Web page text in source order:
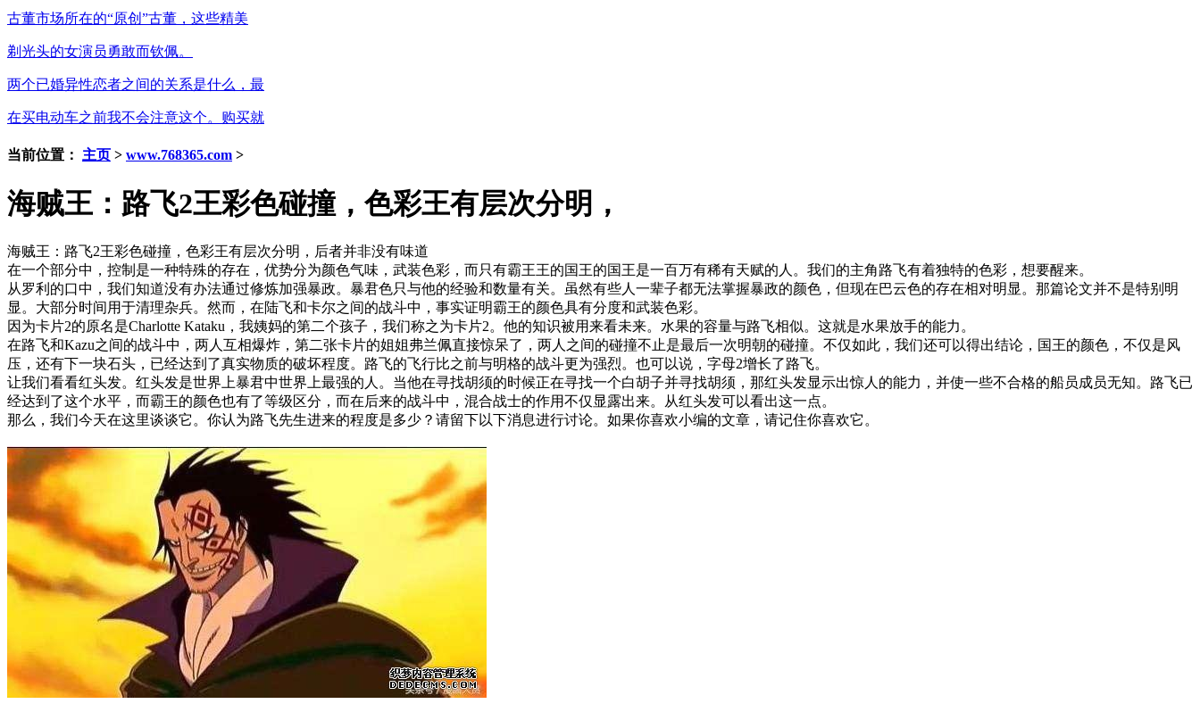
古董市场所在的“原创”古董，这些精美
剃光头的女演员勇敢而钦佩。
两个已婚异性恋者之间的关系是什么，最
在买电动车之前我不会注意这个。购买就
当前位置： 主页 > www.768365.com >
海贼王：路飞2王彩色碰撞，色彩王有层次分明，
海贼王：路飞2王彩色碰撞，色彩王有层次分明，后者并非没有味道
在一个部分中，控制是一种特殊的存在，优势分为颜色气味，武装色彩，而只有霸王王的国王的国王是一百万有稀有天赋的人。我们的主角路飞有着独特的色彩，想要醒来。
从罗利的口中，我们知道没有办法通过修炼加强暴政。暴君色只与他的经验和数量有关。虽然有些人一辈子都无法掌握暴政的颜色，但现在巴云色的存在相对明显。那篇论文并不是特别明
显。大部分时间用于清理杂兵。然而，在陆飞和卡尔之间的战斗中，事实证明霸王的颜色具有分度和武装色彩。
因为卡片2的原名是Charlotte Kataku，我姨妈的第二个孩子，我们称之为卡片2。他的知识被用来看未来。水果的容量与路飞相似。这就是水果放手的能力。
在路飞和Kazu之间的战斗中，两人互相爆炸，第二张卡片的姐姐弗兰佩直接惊呆了，两人之间的碰撞不止是最后一次明朝的碰撞。不仅如此，我们还可以得出结论，国王的颜色，不仅是风
压，还有下一块石头，已经达到了真实物质的破坏程度。路飞的飞行比之前与明格的战斗更为强烈。也可以说，字母2增长了路飞。
让我们看看红头发。红头发是世界上暴君中世界上最强的人。当他在寻找胡须的时候正在寻找一个白胡子并寻找胡须，那红头发显示出惊人的能力，并使一些不合格的船员成员无知。路飞已
经达到了这个水平，而霸王的颜色也有了等级区分，而在后来的战斗中，混合战士的作用不仅显露出来。从红头发可以看出这一点。
那么，我们今天在这里谈谈它。你认为路飞先生进来的程度是多少？请留下以下消息进行讨论。如果你喜欢小编的文章，请记住你喜欢它。